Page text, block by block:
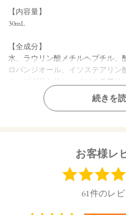
【内容量】
30mL
【全成分】
水、ラウリン酸メチルヘプチル、
ロパンジオール、イソステアリン
ル、ジグリセリン、イソステアリ
インジカ種子油、ヒマワリ種子油
ラベンダー花エキス、ゼニアオイ
ン花油、スクワラン、トコフェロ
グルタミン酸ジ（フィトステリル
リンＮａ）コポリマー、エチルヘ
続きを
お客様レ